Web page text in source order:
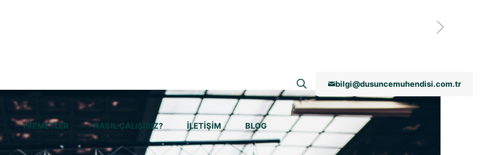
HİZMETLER NASIL ÇALIŞIRIZ? İLETİŞİM BLOG
bilgi@dusuncemuhendisi.com.tr